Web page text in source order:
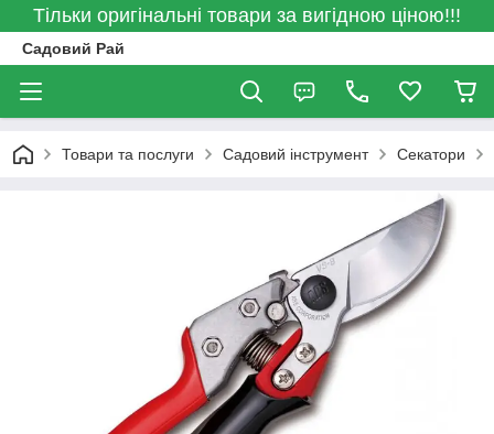
Тільки оригінальні товари за вигідною ціною!!!
Садовий Рай
Товари та послуги Садовий інструмент Секатори